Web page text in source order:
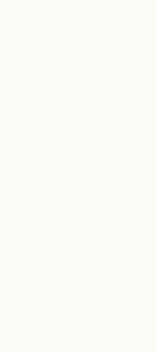
The hotel has
period
and fireplaces
addition to its
many historical
Tchaikovsky
made La
order the
Alsace. A
For a moment
enjoy the cosy
The rooms,
with reversible